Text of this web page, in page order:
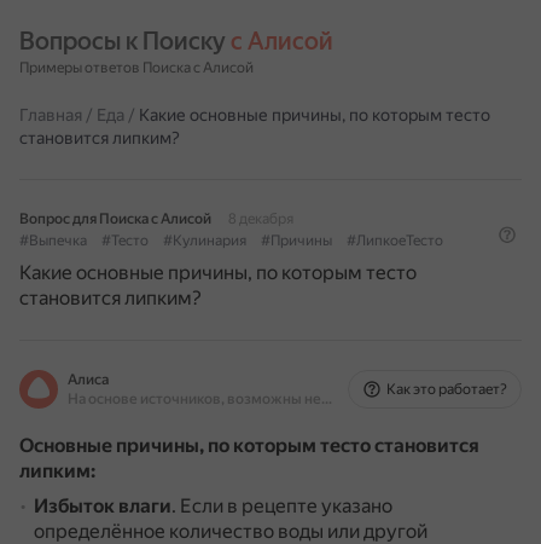
Вопросы к Поиску с Алисой
Примеры ответов Поиска с Алисой
Главная / Еда / Какие основные причины, по которым тесто
становится липким?
Вопрос для Поиска с Алисой
8 декабря
#Выпечка
#Тесто #Кулинария #Причины #ЛипкоеТесто
Какие основные причины, по которым тесто
становится липким?
Алиса
На основе источников, возможны неточности
Как это работает?
Основные причины, по которым тесто становится
липким:
Избыток влаги. Если в рецепте указано
определённое количество воды или другой